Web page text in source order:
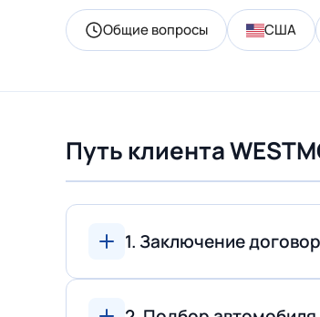
Общие вопросы США
Путь клиента
1. Заключение